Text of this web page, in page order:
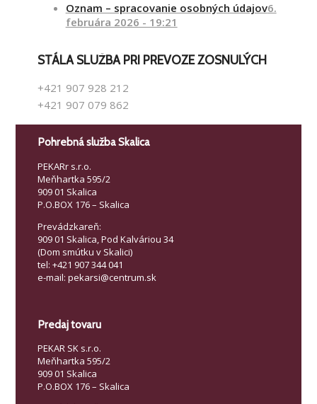
Oznam – spracovanie osobných údajov6.
februára 2026 - 19:21
STÁLA SLUŽBA PRI PREVOZE ZOSNULÝCH
+421 907 928 212
+421 907 079 862
Pohrebná služba Skalica
PEKARr s.r.o.
Meňhartka 595/2
909 01 Skalica
P.O.BOX 176 – Skalica
Prevádzkareň:
909 01 Skalica, Pod Kalváriou 34
(Dom smútku v Skalici)
tel: +421 907 344 041
e-mail: pekarsi@centrum.sk
Predaj tovaru
PEKAR SK s.r.o.
Meňhartka 595/2
909 01 Skalica
P.O.BOX 176 – Skalica